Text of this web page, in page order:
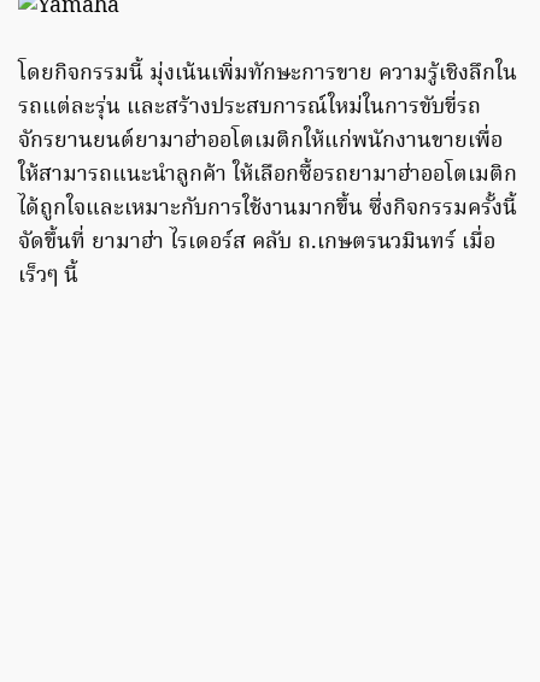
โดยกิจกรรมนี้ มุ่งเน้นเพิ่มทักษะการขาย ความรู้เชิงลึกใน
รถแต่ละรุ่น และสร้างประสบการณ์ใหม่ในการขับขี่รถ
จักรยานยนต์ยามาฮ่าออโตเมติกให้แก่พนักงานขายเพื่อ
ให้สามารถแนะนำลูกค้า ให้เลือกซื้อรถยามาฮ่าออโตเมติก
ได้ถูกใจและเหมาะกับการใช้งานมากขึ้น ซึ่งกิจกรรมครั้งนี้
จัดขึ้นที่ ยามาฮ่า ไรเดอร์ส คลับ ถ.เกษตรนวมินทร์ เมื่อ
เร็วๆ นี้